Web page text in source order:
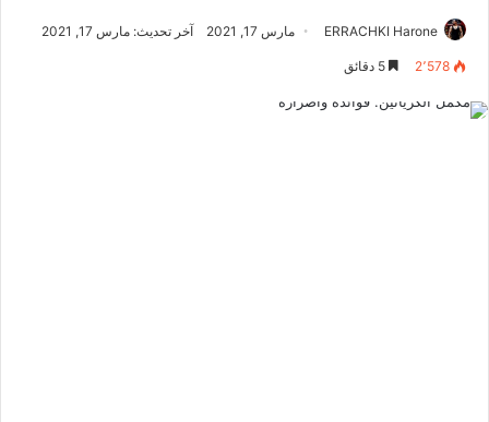
ERRACHKI Harone مارس 17, 2021 آخر تحديث: مارس 17, 2021
2٬578